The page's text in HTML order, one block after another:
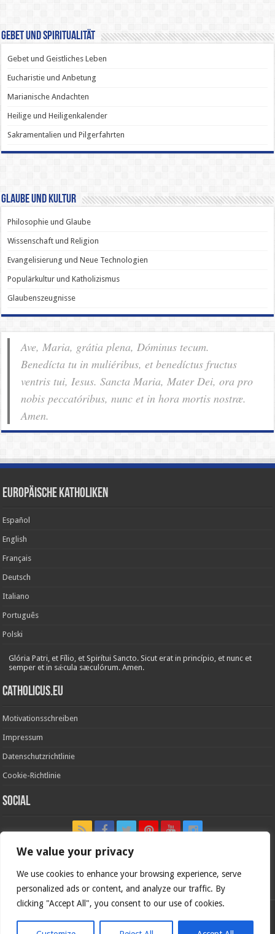
We value your privacy
We use cookies to enhance your browsing experience, serve
personalized ads or content, and analyze our traffic. By
clicking "Accept All", you consent to our use of cookies.
Gebet und Spiritualität
Gebet und Geistliches Leben
Eucharistie und Anbetung
Marianische Andachten
Heilige und Heiligenkalender
Sakramentalien und Pilgerfahrten
Glaube und Kultur
Philosophie und Glaube
Wissenschaft und Religion
Evangelisierung und Neue Technologien
Populärkultur und Katholizismus
Glaubenszeugnisse
Ave, Maria, grátia plena, Dóminus tecum.
Benedícta tu in muliéribus, et benedíctus fructus
ventris tui, Iesus. Sancta Maria, Mater Dei, ora pro
nobis pec­ca­tóribus, nunc et in hora mortis nostræ.
Amen.
Europäische Katholiken
Español
English
Français
Deutsch
Italiano
Português
Polski
Glória Patri, et Fílio, et Spirítui Sancto. Sicut erat in princípio, et nunc et
semper et in sǽcula sæculórum. Amen.
Catholicus.eu
Motivationsschreiben
Impressum
Datenschutzrichtlinie
Cookie-Richtlinie
Social
In nómine Patris, et Fílii, et Spíritus Sancti. Amen.